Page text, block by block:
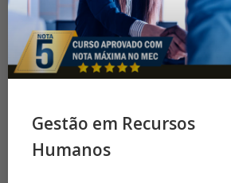
Gestão em Recursos
Humanos